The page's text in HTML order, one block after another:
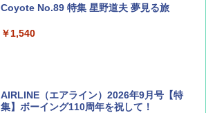
Coyote No.89 特集 星野道夫 夢見る旅
￥1,540
AIRLINE（エアライン）2026年9月号【特
集】ボーイング110周年を祝して！